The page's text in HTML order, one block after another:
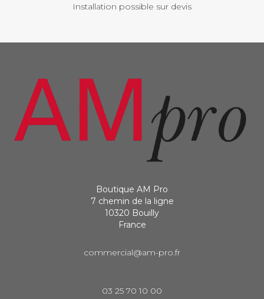
Installation possible sur devis
Boutique AM Pro
7 chemin de la ligne
10320 Bouilly
France
commercial@am-pro.fr
03 25 70 10 00